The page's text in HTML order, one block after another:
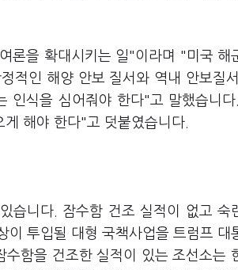
론을 확대시키는 일"이라며 "미국 해
적인 해양 안보 질서와 역내 안보질
인식을 심어줘야 한다"고 말했습니다
해야 한다"고 덧붙였습니다.
습니다. 잠수함 건조 실적이 없고 숙
투입될 대형 국책사업을 트럼프 대
함을 건조한 실적이 있는 조선소는